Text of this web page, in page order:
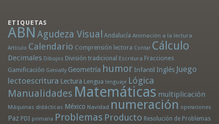
ETIQUETAS
ABN Agudeza Visual Andalucía Animación a la lectura
Artículo Calendario Comprensión lectora Contar Cálculo
Decimales Dibujos División tradicional Escritura Fracciones
Gamificación Genially Geometría humor Infantil Inglés Juego
lectoescritura Lectura Lengua lenguaje Lógica
Manualidades Matemáticas multiplicación
Máquinas didácticas México Navidad numeración operaciones
Paz PDI primaria Problemas Producto Resolución de Problemas